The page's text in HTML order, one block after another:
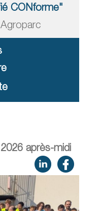
CONforme"
après-midi